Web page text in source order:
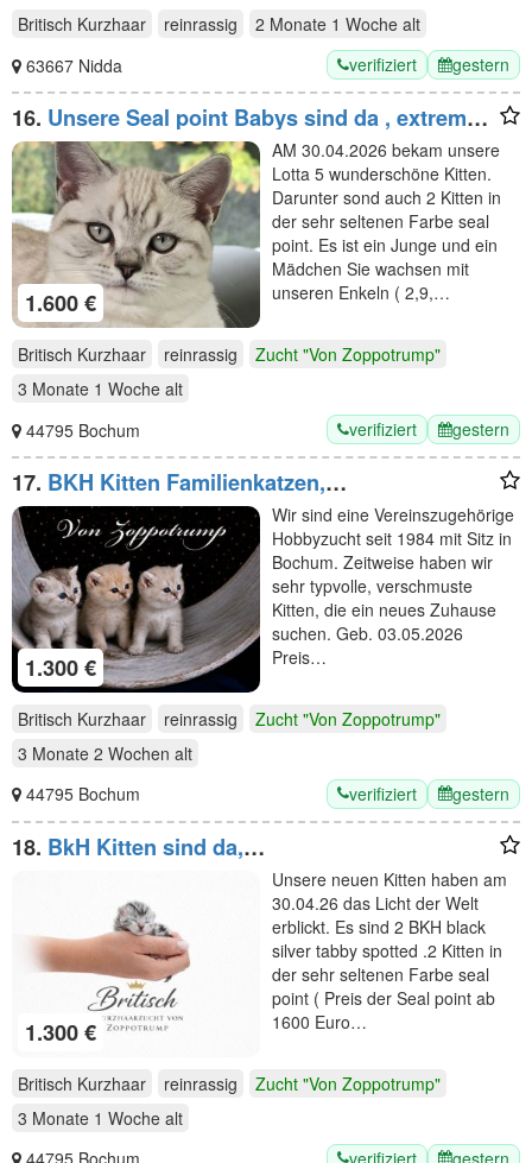
Britisch Kurzhaar
reinrassig 2 Monate 1 Woche alt
63667 Nidda
verifiziert gestern
16. Unsere Seal point Babys sind da , extrem
selten Stammbaum,gechippt ,
Gesundheitszeugnis
1.600 €
AM 30.04.2026 bekam unsere
Lotta 5 wunderschöne Kitten.
Darunter sond auch 2 Kitten in
der sehr seltenen Farbe seal
point. Es ist ein Junge und ein
Mädchen Sie wachsen mit
unseren Enkeln ( 2,9,…
Britisch Kurzhaar reinrassig
Zucht "Von Zoppotrump"
3 Monate 1 Woche alt
44795 Bochum
verifiziert gestern
17. BKH Kitten Familienkatzen,
Stammbaum,geimpft,gechipt
GESUNDHEITSZEUGNIS ,EU Ausweis
1.300 €
Wir sind eine Vereinszugehörige
Hobbyzucht seit 1984 mit Sitz in
Bochum. Zeitweise haben wir
sehr typvolle, verschmuste
Kitten, die ein neues Zuhause
suchen. Geb. 03.05.2026
Preis…
Britisch Kurzhaar reinrassig
Zucht "Von Zoppotrump"
3 Monate 2 Wochen alt
44795 Bochum
verifiziert gestern
18. BkH Kitten sind da,
Stammbaum,geimpft,gechippt
Gesundheitszeugnis
1.300 €
Unsere neuen Kitten haben am
30.04.26 das Licht der Welt
erblickt. Es sind 2 BKH black
silver tabby spotted .2 Kitten in
der sehr seltenen Farbe seal
point ( Preis der Seal point ab
1600 Euro…
Britisch Kurzhaar reinrassig
Zucht "Von Zoppotrump"
3 Monate 1 Woche alt
44795 Bochum
verifiziert gestern